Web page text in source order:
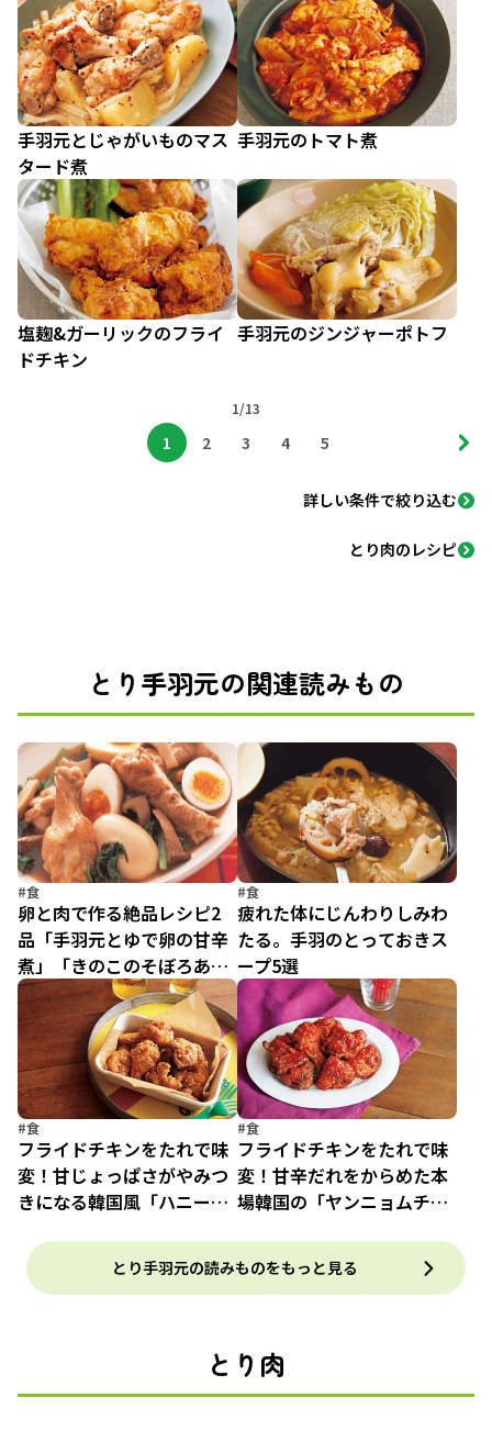
手羽元とじゃがいものマス
タード煮
手羽元のトマト煮
塩麹&ガーリックのフライ
ドチキン
手羽元のジンジャーポトフ
1/13
1 2 3 4 5
詳しい条件で絞り込む
とり肉のレシピ
とり手羽元の関連読みもの
#食
卵と肉で作る絶品レシピ2
品「手羽元とゆで卵の甘辛
煮」「きのこのそぼろあん
かけオムレツ」
#食
疲れた体にじんわりしみわ
たる。手羽のとっておきス
ープ5選
#食
フライドチキンをたれで味
変！甘じょっぱさがやみつ
きになる韓国風「ハニーバ
#食
フライドチキンをたれで味
変！甘辛だれをからめた本
場韓国の「ヤンニョムチキ
とり手羽元の読みものをもっと見る
とり肉